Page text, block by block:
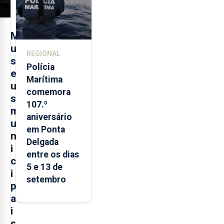
M
u
s
e
u
s
m
u
n
i
c
i
p
a
i
REGIONAL
Polícia
Marítima
comemora
107.º
aniversário
em Ponta
Delgada
entre os dias
5 e 13 de
setembro